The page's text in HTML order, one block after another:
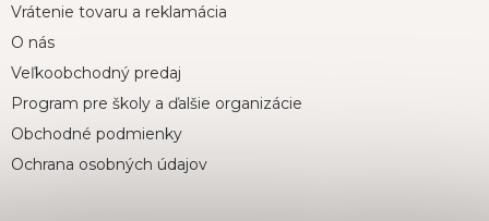
Vrátenie tovaru a reklamácia
O nás
Veľkoobchodný predaj
Program pre školy a ďalšie organizácie
Obchodné podmienky
Ochrana osobných údajov